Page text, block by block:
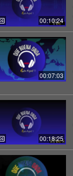
00:10:24
00:07:03
00:18:25